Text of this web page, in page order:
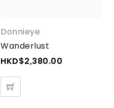
Donnieye
Wanderlust
HKD$2,380.00